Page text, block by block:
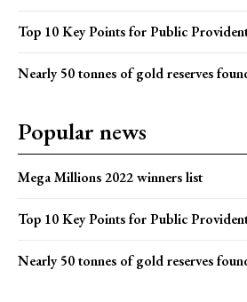
Top 10 Key Points for Public
Nearly 50 tonnes of gold reserves
Popular news
Mega Millions 2022 winners list
Top 10 Key Points for Public
Nearly 50 tonnes of gold reserves